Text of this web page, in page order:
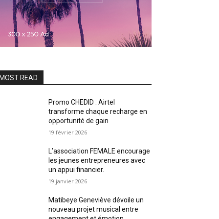
READ
Promo CHEDID : Airtel
transforme chaque recharge en
opportunité de gain
19 février 2026
L’association FEMALE encourage
les jeunes entrepreneures avec
un appui financier.
19 janvier 2026
Matibeye Geneviève dévoile un
nouveau projet musical entre